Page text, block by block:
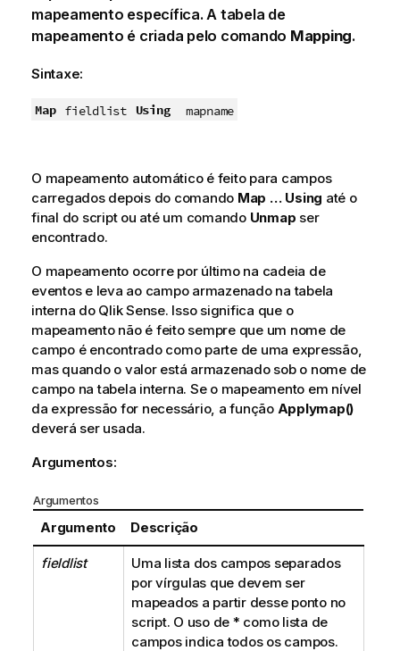
mapeamento específica. A tabela de
mapeamento é criada pelo comando Mapping.
Sintaxe:
Map fieldlist Using mapname
O mapeamento automático é feito para campos
carregados depois do comando Map … Using até o
final do script ou até um comando Unmap ser
encontrado.
O mapeamento ocorre por último na cadeia de
eventos e leva ao campo armazenado na tabela
interna do Qlik Sense. Isso significa que o
mapeamento não é feito sempre que um nome de
campo é encontrado como parte de uma expressão,
mas quando o valor está armazenado sob o nome de
campo na tabela interna. Se o mapeamento em nível
da expressão for necessário, a função Applymap()
deverá ser usada.
Argumentos:
Argumentos
Argumento Descrição
fieldlist
Uma lista dos campos separados
por vírgulas que devem ser
mapeados a partir desse ponto no
script. O uso de * como lista de
campos indica todos os campos.